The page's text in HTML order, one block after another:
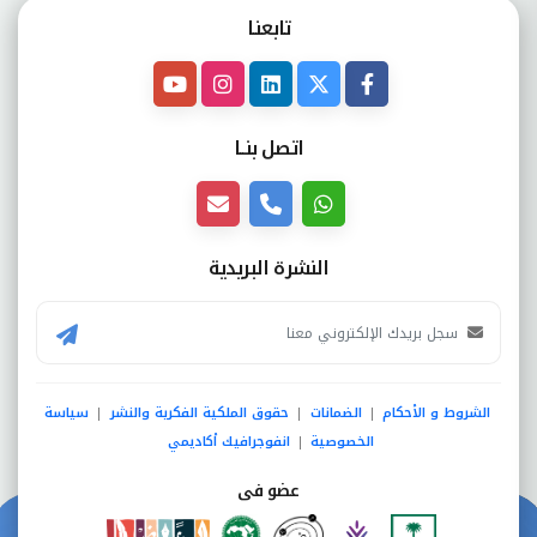
تابعنـا
اتصل بنــا
النشرة البريدية
الشروط و الأحكام | الضمانات | حقوق الملكية الفكرية والنشر | سياسة
الخصوصية | انفوجرافيك أكاديمي
عضو فى